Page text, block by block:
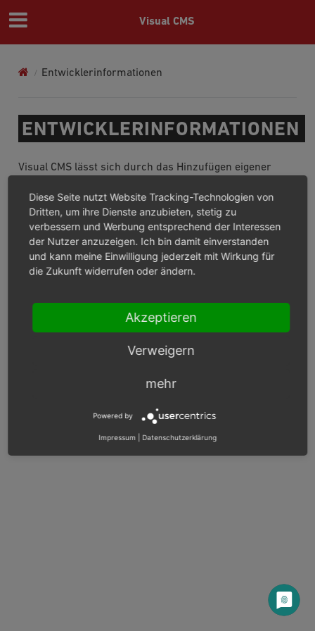
Visual CMS
Entwicklerinformationen
ENTWICKLERINFORMATIONEN
Visual CMS lässt sich durch das Hinzufügen eigener
Frontend-Gridsystemen ist möglich.
Diese und weitere Entwicklerinformationen finden sich
in der Visual CMSEntwicklerdokumentation.
© Copyright 2018 - 2026, OXID eSales AG.
Datenschutz
Diese Seite nutzt Website Tracking-Technologien von
Dritten, um ihre Dienste anzubieten, stetig zu
verbessern und Werbung entsprechend der Interessen
der Nutzer anzuzeigen. Ich bin damit einverstanden
und kann meine Einwilligung jederzeit mit Wirkung für
die Zukunft widerrufen oder ändern.
Akzeptieren
Verweigern
mehr
Powered by
Impressum Datenschutzerklärung